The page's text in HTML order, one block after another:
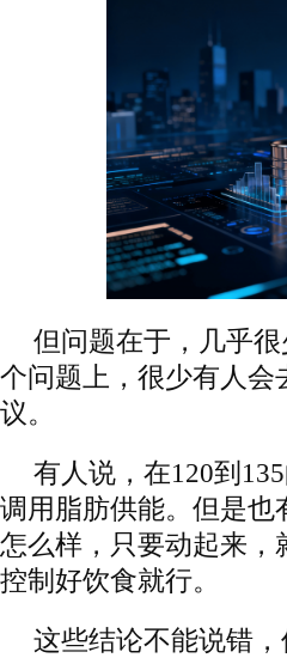
但问题在于，几乎
个问题上，很少有人会
议。
有人说，在120到
调用脂肪供能。但是也
怎么样，只要动起来，
控制好饮食就行。
这些结论不能说错